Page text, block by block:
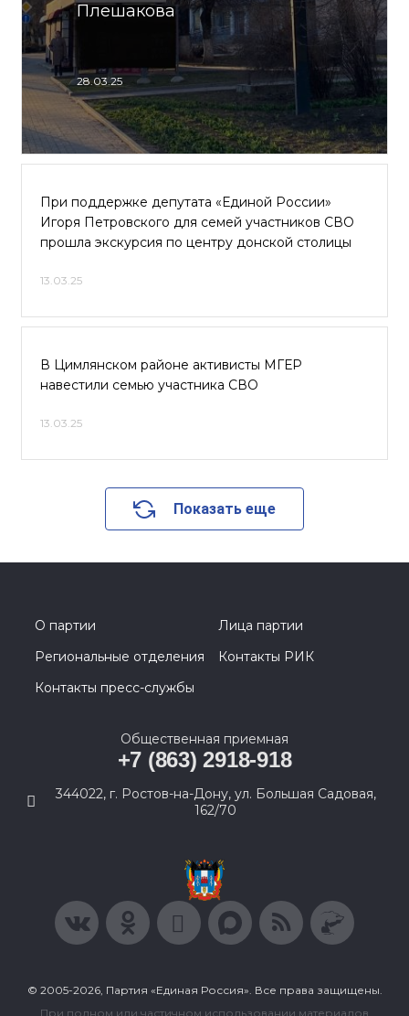
Плешакова
28.03.25
При поддержке депутата «Единой России»
Игоря Петровского для семей участников СВО
прошла экскурсия по центру донской столицы
13.03.25
В Цимлянском районе активисты МГЕР
навестили семью участника СВО
13.03.25
Показать еще
О партии
Лица партии
Региональные отделения
Контакты РИК
Контакты пресс-службы
Общественная приемная
+7 (863) 2918-918
344022, г. Ростов-на-Дону, ул. Большая Садовая,
162/70
© 2005-2026, Партия «Единая Россия». Все права защищены.
При полном или частичном использовании материалов